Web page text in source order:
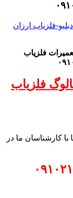
فلزیاب
فلزیاب
با کارشناسان ما در